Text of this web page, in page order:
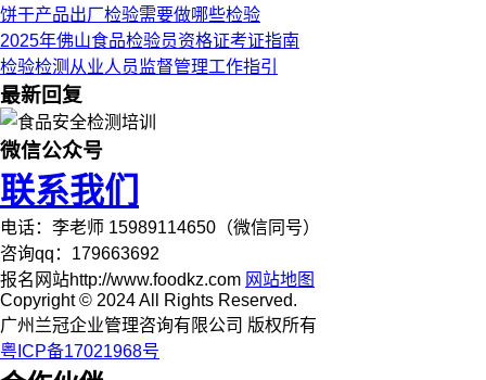
饼干产品出厂检验需要做哪些检验
2025年佛山食品检验员资格证考证指南
检验检测从业人员监督管理工作指引
最新回复
微信公众号
联系我们
电话：李老师 15989114650（微信同号）
咨询qq：179663692
报名网站http://www.foodkz.com 网站地图
Copyright © 2024 All Rights Reserved.
广州兰冠企业管理咨询有限公司 版权所有
粤ICP备17021968号